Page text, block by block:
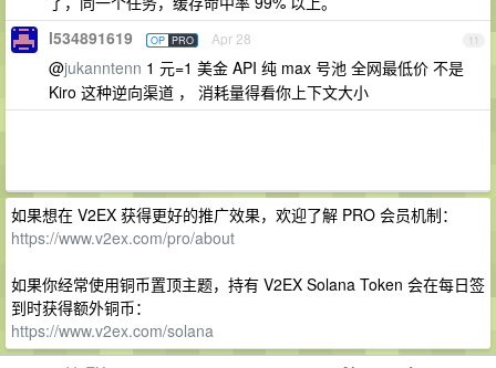
11
l534891619 OP PRO Apr 28
@jukanntenn 1 元=1 美金 API 纯 max 号池 全网最低价 不是
Kiro 这种逆向渠道 ， 消耗量得看你上下文大小
如果想在 V2EX 获得更好的推广效果，欢迎了解 PRO 会员机制：
https://www.v2ex.com/pro/about
如果你经常使用铜币置顶主题，持有 V2EX Solana Token 会在每日签
到时获得额外铜币：
https://www.v2ex.com/solana